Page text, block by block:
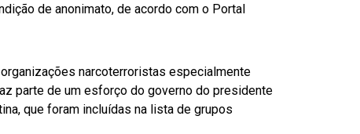
de anonimato, de acordo com o Portal
narcoterroristas especialmente
parte de um esforço do governo do presidente
que foram incluídas na lista de grupos